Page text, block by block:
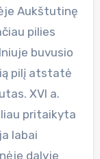
Aukštutinę
pilies
buvusio
pilį atstatė
XVI a.
pritaikyta
labai
dalyje